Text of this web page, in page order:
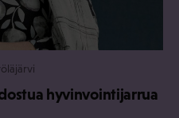
hyvinvointijarrua